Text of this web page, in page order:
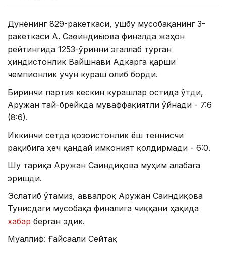
Дунёнинг 829-ракеткаси, ушбу мусобақанинг 3-
ракеткаси А. Саөиндиыова финалда жаҳон
рейтингида 1253-ўринни эгаллаб турган
ҳиндистонлик Вайшнави Адкарга қарши
чемпионлик учун кураш олиб борди.
Биринчи партия кескин курашлар остида ўтди,
Аружан тай-брейкда муваффақиятли ўйнади - 7:6
(8:6).
Иккинчи сетда қозоғистонлик ёш теннисчи
рақибига ҳеч қандай имконият қолдирмади - 6:0.
Шу тариқа Аружан Сағиндиқова муҳим ғалабага
эришди.
Эслатиб ўтамиз, аввалроқ Аружан Сағиндиқова
Тунисдаги мусобақа финалига чиққани ҳақида
хабар берган эдик.
Муаллиф: Ғайсағали Сейтақ